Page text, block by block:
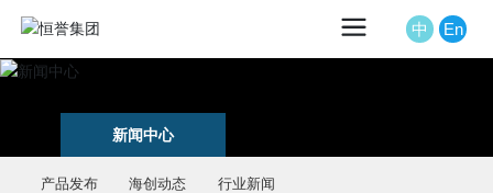
中 En
新闻中心
产品发布 海创动态 行业新闻